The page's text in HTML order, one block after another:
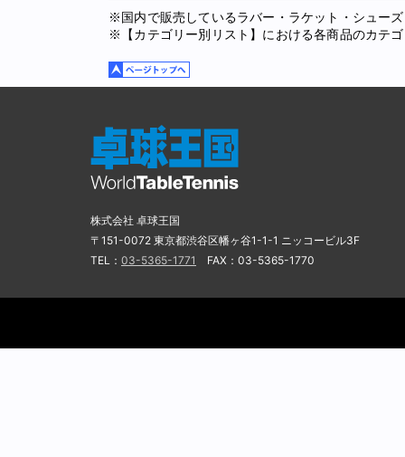
※国内で販売しているラバー・ラケット・シュー
※【カテゴリー別リスト】における各商品のカテ
株式会社 卓球王国
〒151-0072 東京都渋谷区幡ヶ谷1-1-1 ニッコービル3F
TEL： 03-5365-1771 FAX：03-5365-1770